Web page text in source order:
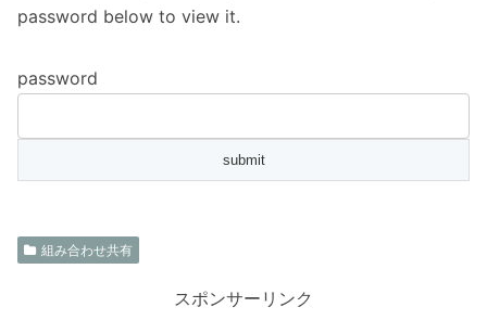
password below to view it.
password
組み合わせ共有
スポンサーリンク